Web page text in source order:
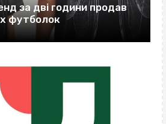
за дві години продав
футболок